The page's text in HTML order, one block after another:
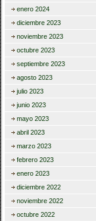
enero 2024
diciembre 2023
noviembre 2023
octubre 2023
septiembre 2023
agosto 2023
julio 2023
junio 2023
mayo 2023
abril 2023
marzo 2023
febrero 2023
enero 2023
diciembre 2022
noviembre 2022
octubre 2022